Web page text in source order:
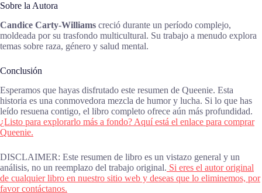
Sobre la Autora
Candice Carty-Williams creció durante un período complejo,
moldeada por su trasfondo multicultural. Su trabajo a menudo explora
temas sobre raza, género y salud mental.
Conclusión
Esperamos que hayas disfrutado este resumen de Queenie. Esta
historia es una conmovedora mezcla de humor y lucha. Si lo que has
leído resuena contigo, el libro completo ofrece aún más profundidad.
¿Listo para explorarlo más a fondo? Aquí está el enlace para comprar
Queenie.
DISCLAIMER: Este resumen de libro es un vistazo general y un
análisis, no un reemplazo del trabajo original. Si eres el autor original
de cualquier libro en nuestro sitio web y deseas que lo eliminemos, por
favor contáctanos.